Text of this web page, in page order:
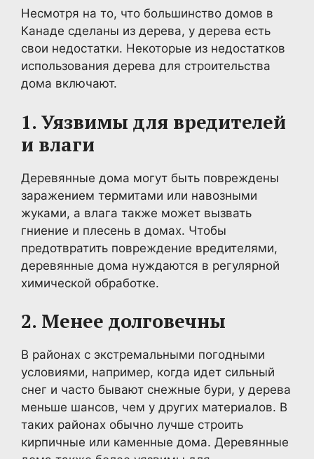
Несмотря на то, что большинство домов в
Канаде сделаны из дерева, у дерева есть
свои недостатки. Некоторые из недостатков
использования дерева для строительства
дома включают.
1. Уязвимы для вредителей
и влаги
Деревянные дома могут быть повреждены
заражением термитами или навозными
жуками, а влага также может вызвать
гниение и плесень в домах. Чтобы
предотвратить повреждение вредителями,
деревянные дома нуждаются в регулярной
химической обработке.
2. Менее долговечны
В районах с экстремальными погодными
условиями, например, когда идет сильный
снег и часто бывают снежные бури, у дерева
меньше шансов, чем у других материалов. В
таких районах обычно лучше строить
кирпичные или каменные дома. Деревянные